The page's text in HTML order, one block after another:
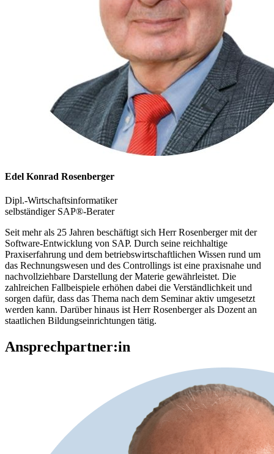
Edel Konrad Rosenberger
Dipl.-Wirtschaftsinformatiker
selbständiger SAP®-Berater
Seit mehr als 25 Jahren beschäftigt sich Herr Rosenberger mit der
Software-Entwicklung von SAP. Durch seine reichhaltige
Praxiserfahrung und dem betriebswirtschaftlichen Wissen rund um
das Rechnungswesen und des Controllings ist eine praxisnahe und
nachvollziehbare Darstellung der Materie gewährleistet. Die
zahlreichen Fallbeispiele erhöhen dabei die Verständlichkeit und
sorgen dafür, dass das Thema nach dem Seminar aktiv umgesetzt
werden kann. Darüber hinaus ist Herr Rosenberger als Dozent an
staatlichen Bildungseinrichtungen tätig.
Ansprechpartner:in